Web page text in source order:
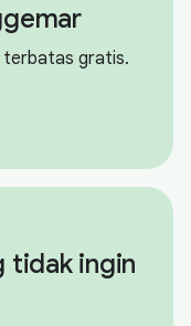
terbatas gratis.
tidak ingin